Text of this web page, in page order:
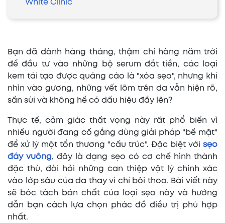
White Clinic
Bạn đã dành hàng tháng, thậm chí hàng năm trời
để đầu tư vào những bộ serum đắt tiền, các loại
kem tái tạo được quảng cáo là "xóa sẹo", nhưng khi
nhìn vào gương, những vết lõm trên da vẫn hiện rõ,
sần sùi và không hề có dấu hiệu đầy lên?
Thực tế, cảm giác thất vọng này rất phổ biến vì
nhiều người đang cố gắng dùng giải pháp "bề mặt"
để xử lý một tổn thương "cấu trúc". Đặc biệt với sẹo
đáy vuông, đây là dạng sẹo có cơ chế hình thành
đặc thù, đòi hỏi những can thiệp vật lý chính xác
vào lớp sâu của da thay vì chỉ bôi thoa. Bài viết này
sẽ bóc tách bản chất của loại sẹo này và hướng
dẫn bạn cách lựa chọn phác đồ điều trị phù hợp
nhất.